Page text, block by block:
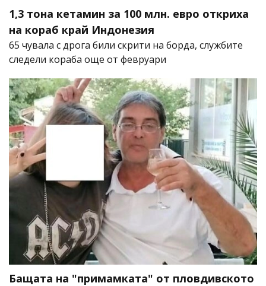
1,3 тона кетамин за 100 млн. евро откриха
на кораб край Индонезия
65 чувала с дрога били скрити на борда, службите
следели кораба още от февруари
Бащата на "примамката" от пловдивското